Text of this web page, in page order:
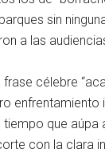
sin
a las
célebre
que aúpa
con la clara